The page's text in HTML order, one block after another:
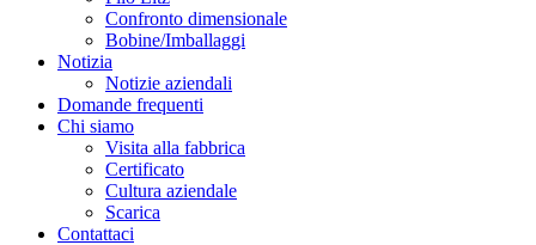
Confronto dimensionale
Bobine/Imballaggi
Notizia
Notizie aziendali
Domande frequenti
Chi siamo
Visita alla fabbrica
Certificato
Cultura aziendale
Scarica
Contattaci